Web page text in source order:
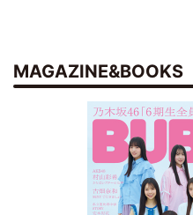
MAGAZINE&BOOKS